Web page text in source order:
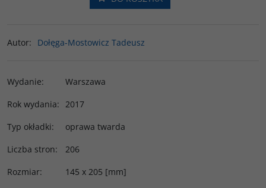
Autor: Dołęga-Mostowicz Tadeusz
Wydanie:
Warszawa
Rok wydania: 2017
Typ okładki:
oprawa twarda
Liczba stron:
206
Rozmiar:
145 x 205 [mm]